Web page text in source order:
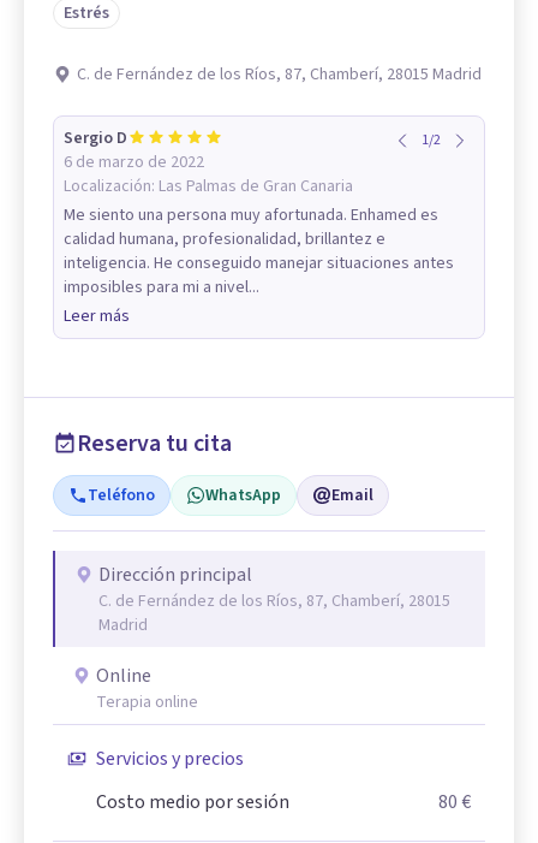
Estrés
C. de Fernández de los Ríos, 87, Chamberí, 28015 Madrid
Sergio D
6 de marzo de 2022
Localización: Las Palmas de Gran Canaria
1/2
Me siento una persona muy afortunada. Enhamed es
calidad humana, profesionalidad, brillantez e
inteligencia. He conseguido manejar situaciones antes
imposibles para mi a nivel...
Leer más
Reserva tu cita
Teléfono WhatsApp Email
Dirección principal
C. de Fernández de los Ríos, 87, Chamberí, 28015
Madrid
Online
Terapia online
Servicios y precios
Costo medio por sesión
80 €